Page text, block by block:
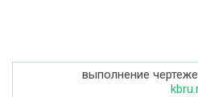
выполнение